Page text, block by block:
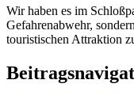
Wir haben es im
Gefahrenabwehr,
touristischen Attraktion